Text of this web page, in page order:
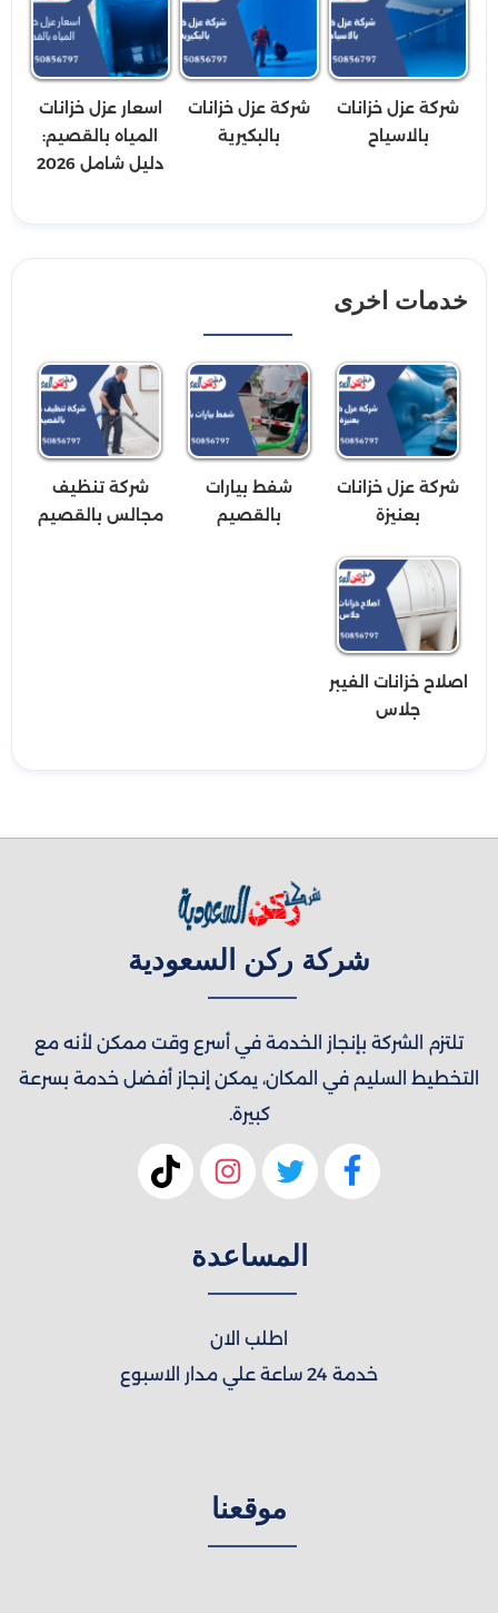
شركة عزل خزانات
بالاسياح
شركة عزل خزانات
بالبكيرية
اسعار عزل خزانات
المياه بالقصيم:
دليل شامل 2026
خدمات اخرى
شركة عزل خزانات
بعنيزة
شفط بيارات
بالقصيم
شركة تنظيف
مجالس بالقصيم
اصلاح خزانات الفيبر
جلاس
شركة ركن السعودية
تلتزم الشركة بإنجاز الخدمة في أسرع وقت ممكن لأنه مع
التخطيط السليم في المكان، يمكن إنجاز أفضل خدمة بسرعة
كبيرة.
المساعدة
اطلب الان
خدمة 24 ساعة علي مدار الاسبوع
موقعنا